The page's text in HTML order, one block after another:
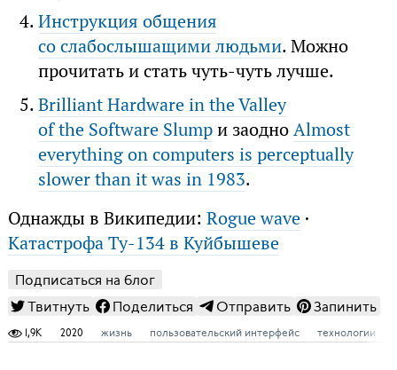
Инструкция общения
со слабослышащими людьми. Можно
прочитать и стать чуть-чуть лучше.
Brilliant Hardware in the Valley
of the Software Slumpи заодноAlmost
everything on computers is perceptually
slower than it was in 1983.
Однажды в Википедии: Rogue wave·
Катастрофа Ту-134 в Куйбышеве
Подписаться на блог
Твитнуть
Поделиться Отправить Запинить
1,9K 2020 жизнь пользовательский интерфейс технологии